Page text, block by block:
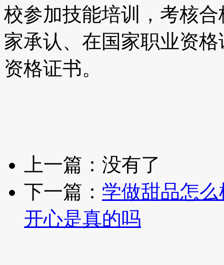
校参加技能培训，考核
家承认、在国家职业资
资格证书。
上一篇：没有了
下一篇： 学做甜品怎
开心是真的吗